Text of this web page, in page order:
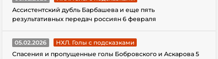
Ассистентский дубль Барбашева и еще пять
результативных передач россиян 6 февраля
05.02.2026
НХЛ. Голы с подсказками
Спасения и пропущенные голы Бобровского и Аскарова 5